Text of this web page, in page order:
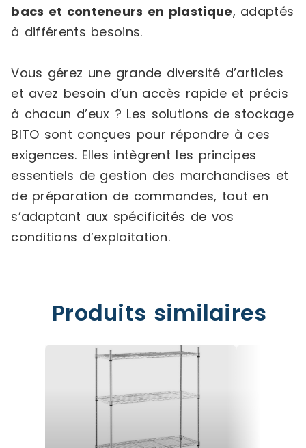
bacs et conteneurs en plastique, adaptés
à différents besoins.
Vous gérez une grande diversité d’articles
et avez besoin d’un accès rapide et précis
à chacun d’eux ? Les solutions de stockage
BITO sont conçues pour répondre à ces
exigences. Elles intègrent les principes
essentiels de gestion des marchandises et
de préparation de commandes, tout en
s’adaptant aux spécificités de vos
conditions d’exploitation.
Produits similaires